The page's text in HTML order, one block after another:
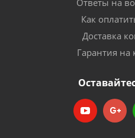
Ответы на
Как
Доставка
Гарантия